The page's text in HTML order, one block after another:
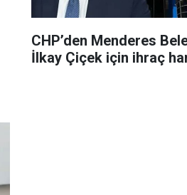
CHP’den Menderes
İlkay Çiçek için ihraç